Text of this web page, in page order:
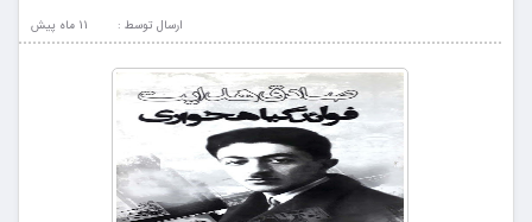
11 ماه پيش ارسال توسط :